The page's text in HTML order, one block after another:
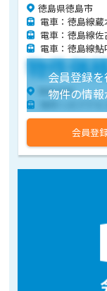
徳島県徳島市
電車：徳島線
電車：徳島線
電車：徳島線
会員登録
物件の情報
物件価
物件住所
物件へのアクセ
会員登